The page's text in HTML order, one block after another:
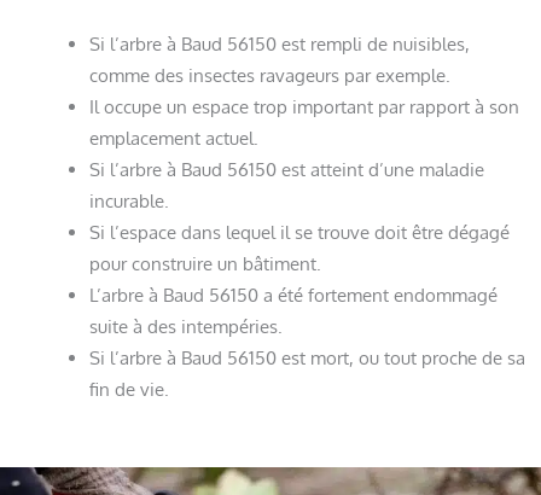
Si l’arbre à Baud 56150 est rempli de nuisibles,
comme des insectes ravageurs par exemple.
Il occupe un espace trop important par rapport à son
emplacement actuel.
Si l’arbre à Baud 56150 est atteint d’une maladie
incurable.
Si l’espace dans lequel il se trouve doit être dégagé
pour construire un bâtiment.
L’arbre à Baud 56150 a été fortement endommagé
suite à des intempéries.
Si l’arbre à Baud 56150 est mort, ou tout proche de sa
fin de vie.